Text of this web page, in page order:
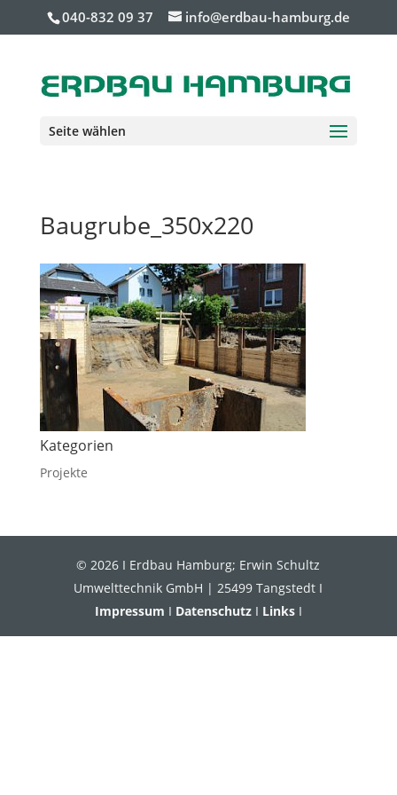
040-832 09 37 info@erdbau-hamburg.de
Seite wählen
Baugrube_350x220
Kategorien
Projekte
© 2026 I Erdbau Hamburg; Erwin Schultz
Umwelttechnik GmbH | 25499 Tangstedt I
Impressum I DatenschutzI LinksI